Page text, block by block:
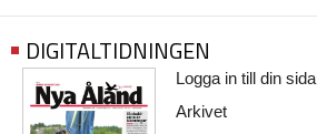
DIGITALTIDNINGEN
Logga in till din sida
Arkivet